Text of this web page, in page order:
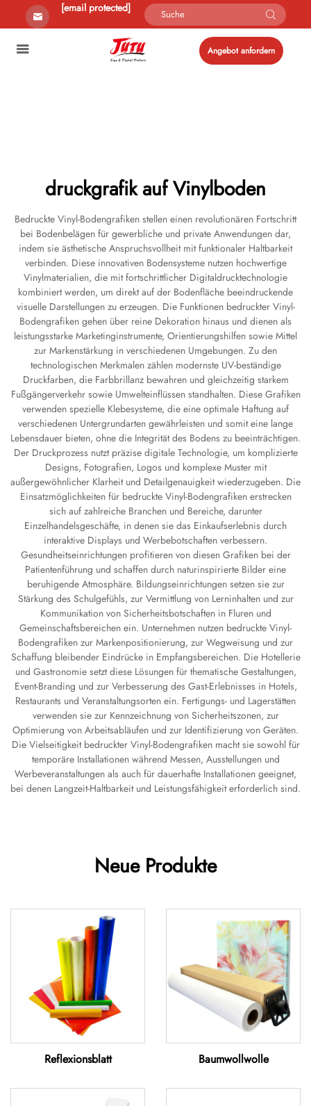
[email protected]
Angebot anfordern
druckgrafik auf Vinylboden
Bedruckte Vinyl-Bodengrafiken stellen einen revolutionären Fortschritt
bei Bodenbelägen für gewerbliche und private Anwendungen dar,
indem sie ästhetische Anspruchsvollheit mit funktionaler Haltbarkeit
verbinden. Diese innovativen Bodensysteme nutzen hochwertige
Vinylmaterialien, die mit fortschrittlicher Digitaldrucktechnologie
kombiniert werden, um direkt auf der Bodenfläche beeindruckende
visuelle Darstellungen zu erzeugen. Die Funktionen bedruckter Vinyl-
Bodengrafiken gehen über reine Dekoration hinaus und dienen als
leistungsstarke Marketinginstrumente, Orientierungshilfen sowie Mittel
zur Markenstärkung in verschiedenen Umgebungen. Zu den
technologischen Merkmalen zählen modernste UV-beständige
Druckfarben, die Farbbrillanz bewahren und gleichzeitig starkem
Fußgängerverkehr sowie Umwelteinflüssen standhalten. Diese Grafiken
verwenden spezielle Klebesysteme, die eine optimale Haftung auf
verschiedenen Untergrundarten gewährleisten und somit eine lange
Lebensdauer bieten, ohne die Integrität des Bodens zu beeinträchtigen.
Der Druckprozess nutzt präzise digitale Technologie, um komplizierte
Designs, Fotografien, Logos und komplexe Muster mit
außergewöhnlicher Klarheit und Detailgenauigkeit wiederzugeben. Die
Einsatzmöglichkeiten für bedruckte Vinyl-Bodengrafiken erstrecken
sich auf zahlreiche Branchen und Bereiche, darunter
Einzelhandelsgeschäfte, in denen sie das Einkaufserlebnis durch
interaktive Displays und Werbebotschaften verbessern.
Gesundheitseinrichtungen profitieren von diesen Grafiken bei der
Patientenführung und schaffen durch naturinspirierte Bilder eine
beruhigende Atmosphäre. Bildungseinrichtungen setzen sie zur
Stärkung des Schulgefühls, zur Vermittlung von Lerninhalten und zur
Kommunikation von Sicherheitsbotschaften in Fluren und
Gemeinschaftsbereichen ein. Unternehmen nutzen bedruckte Vinyl-
Bodengrafiken zur Markenpositionierung, zur Wegweisung und zur
Schaffung bleibender Eindrücke in Empfangsbereichen. Die Hotellerie
und Gastronomie setzt diese Lösungen für thematische Gestaltungen,
Event-Branding und zur Verbesserung des Gast-Erlebnisses in Hotels,
Restaurants und Veranstaltungsorten ein. Fertigungs- und Lagerstätten
verwenden sie zur Kennzeichnung von Sicherheitszonen, zur
Optimierung von Arbeitsabläufen und zur Identifizierung von Geräten.
Die Vielseitigkeit bedruckter Vinyl-Bodengrafiken macht sie sowohl für
temporäre Installationen während Messen, Ausstellungen und
Werbeveranstaltungen als auch für dauerhafte Installationen geeignet,
bei denen Langzeit-Haltbarkeit und Leistungsfähigkeit erforderlich sind.
Neue Produkte
Reflexionsblatt Baumwollwolle